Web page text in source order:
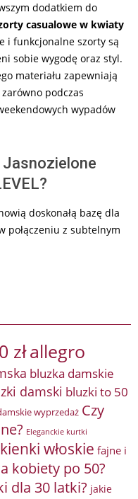
dodatkiem do
casualowe w kwiaty
i funkcjonalne szorty są
sobie wygodę oraz styl.
materiału zapewniają
podczas
wypadów
doskonałą bazę dla
połączeniu z subtelnym
złallegro
bluzka damskie
damski bluzki to 50
wyprzedaż Czy
Eleganckie kurtki
włoskie fajne i
kobiety po 50?
dla 30 latki? jakie